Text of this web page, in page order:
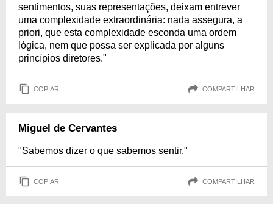
sentimentos, suas representações, deixam entrever
uma complexidade extraordinária: nada assegura, a
priori, que esta complexidade esconda uma ordem
lógica, nem que possa ser explicada por alguns
princípios diretores."
COPIAR COMPARTILHAR
Miguel de Cervantes
"Sabemos dizer o que sabemos sentir."
COPIAR COMPARTILHAR